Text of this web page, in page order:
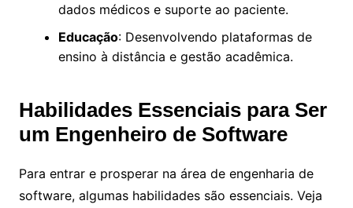
dados médicos e suporte ao paciente.
Educação: Desenvolvendo plataformas de
ensino à distância e gestão acadêmica.
Habilidades Essenciais para Ser
um Engenheiro de Software
Para entrar e prosperar na área de engenharia de
software, algumas habilidades são essenciais. Veja